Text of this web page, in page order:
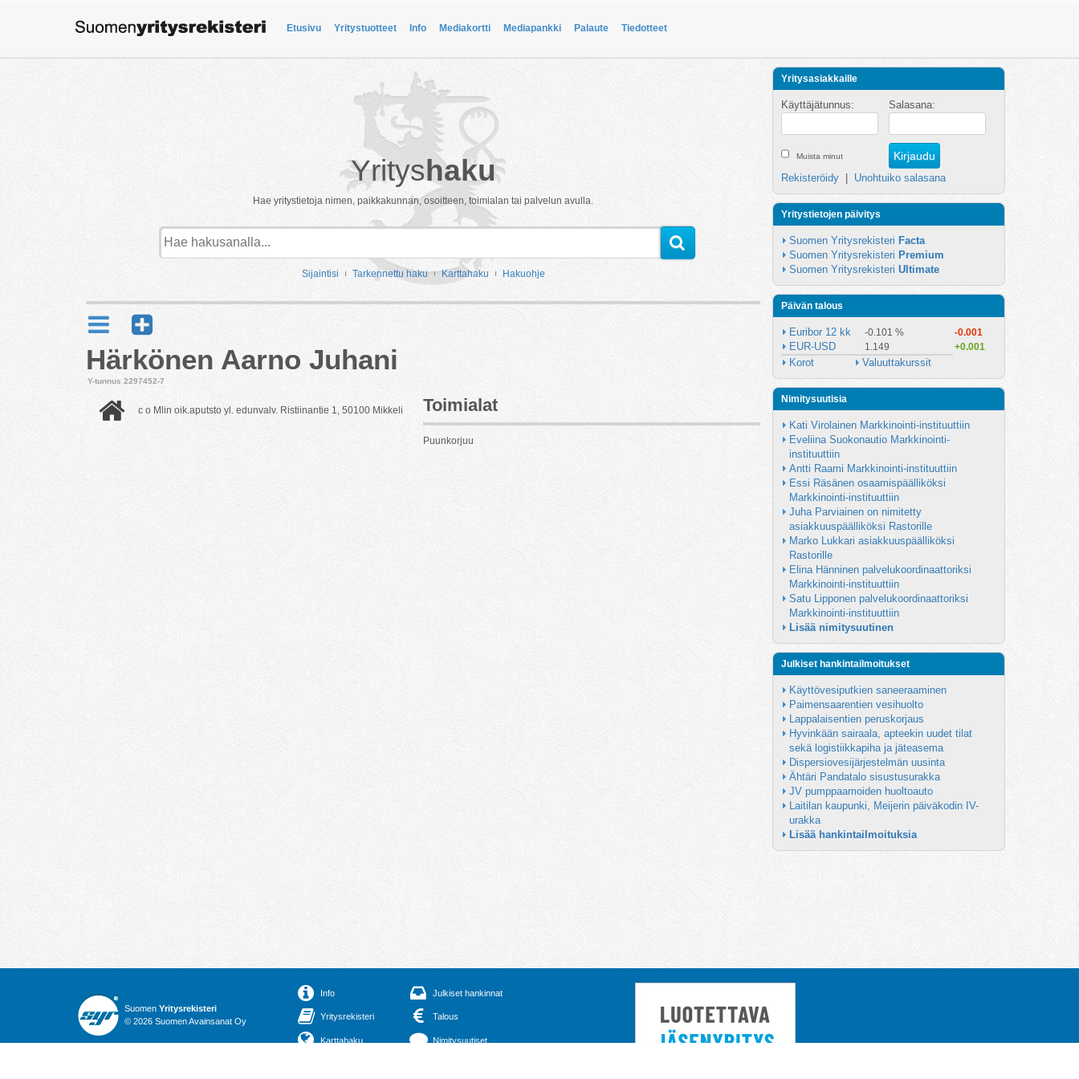
Etusivu Yritystuotteet Info Mediakortti Mediapankki Palaute Tiedotteet
Yrityshaku
Hae yritystietoja nimen, paikkakunnan, osoitteen, toimialan tai palvelun avulla.
Sijaintisi Tarkennettu haku Karttahaku Hakuohje
Härkönen Aarno Juhani
Y-tunnus 2297452-7
c o Mlin oik.aputsto yl. edunvalv. Ristiinantie 1, 50100 Mikkeli Toimialat
Puunkorjuu
Yritysasiakkaille
Käyttäjätunnus: Salasana:
Muista minut
Rekisteröidy Unohtuiko salasana
Yritystietojen päivitys
Suomen Yritysrekisteri Facta
Suomen Yritysrekisteri Premium
Suomen Yritysrekisteri Ultimate
Päivän talous
Euribor 12 kk -0.101 % -0.001
EUR-USD 1.149 +0.001
Korot Valuuttakurssit
Nimitysuutisia
Kati Virolainen Markkinointi-instituuttiin
Eveliina Suokonautio Markkinointi-
instituuttiin
Antti Raami Markkinointi-instituuttiin
Essi Räsänen osaamispäälliköksi
Markkinointi-instituuttiin
Juha Parviainen on nimitetty
asiakkuuspäälliköksi Rastorille
Marko Lukkari asiakkuuspäälliköksi
Rastorille
Elina Hänninen palvelukoordinaattoriksi
Markkinointi-instituuttiin
Satu Lipponen palvelukoordinaattoriksi
Markkinointi-instituuttiin
Lisää nimitysuutinen
Julkiset hankintailmoitukset
Käyttövesiputkien saneeraaminen
Paimensaarentien vesihuolto
Lappalaisentien peruskorjaus
Hyvinkään sairaala, apteekin uudet tilat
sekä logistiikkapiha ja jäteasema
Dispersiovesijärjestelmän uusinta
Ähtäri Pandatalo sisustusurakka
JV pumppaamoiden huoltoauto
Laitilan kaupunki, Meijerin päiväkodin IV-
urakka
Lisää hankintailmoituksia
Suomen Yritysrekisteri
© 2026 Suomen Avainsanat Oy
Info
Yritysrekisteri
Karttahaku
Julkiset hankinnat
Talous
Nimitysuutiset